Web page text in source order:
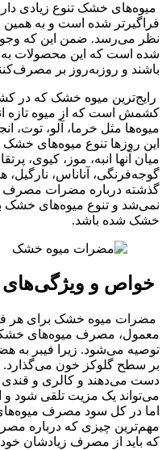
میوه‌های خشک تنوع زیادی
فراگیرتر شده است و به
نظر می‌رسد. ضمن این که
شده است که این محصولات به
باشند و روزبه‌روز بر
رایج‌ترین میوه خشک که در
کشمش است که از میوه تازه
میوه‌ها مثل خرما، آلو، توت،
این روزها تنوع میوه‌های
میان آنها انبه، موز، کیوی،
گوجه‌فرنگی، آناناس، نارگیل،
گذشته درباره مضرات مصرف
نمی‌شد و تنوع میوه‌های خشک
خشک شده باشد.
خواص و
مضرات میوه خشک برای هر
معمول، مصرف میوه‌های
توصیه می‌شود. زیرا فیبر به
بر سطح گلوکز خون می‌گذارد.
دست می‌دهند و کالری و قندی
می‌تواند یک مزیت تلقی شود
اما در کل سود مصرف
مهم‌ترین چیزی که درباره
که باید از مصرف زیادشان